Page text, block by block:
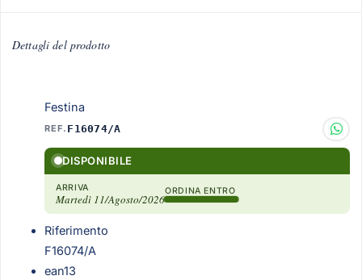
Dettagli del prodotto
Festina
REF. F16074/A
DISPONIBILE
ARRIVA
Martedì 11/Agosto/2026
ORDINA ENTRO
Riferimento
F16074/A
ean13